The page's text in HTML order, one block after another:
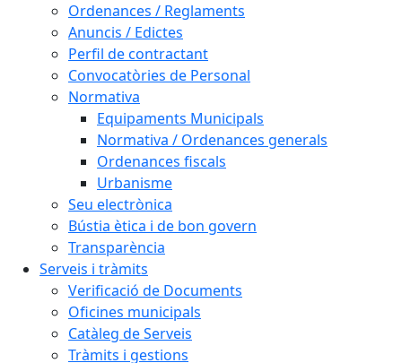
Ordenances / Reglaments
Anuncis / Edictes
Perfil de contractant
Convocatòries de Personal
Normativa
Equipaments Municipals
Normativa / Ordenances generals
Ordenances fiscals
Urbanisme
Seu electrònica
Bústia ètica i de bon govern
Transparència
Serveis i tràmits
Verificació de Documents
Oficines municipals
Catàleg de Serveis
Tràmits i gestions